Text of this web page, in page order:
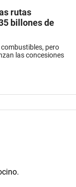
rutas
billones de
pero
las concesiones